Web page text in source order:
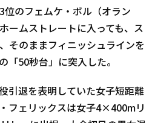
位のフェムケ・ボル（オラン
ームストレートに入っても、ス
そのままフィニッシュラインを
「50秒台」に突入した。
引退を表明していた女子短距離
フェリックスは女子4×400mリ